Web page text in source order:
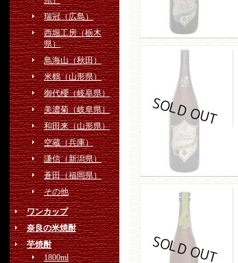
瑞冠（広島）
西堀工房（栃木
県）
鳥海山（秋田）
米鶴（山形県）
御代櫻（岐阜県）
美濃菊（岐阜県）
和田来（山形県）
空蔵（兵庫）
謙信（新潟県）
蒼田（福岡県）
その他
ワンカップ
奈良の米焼酎
芋焼酎
1800ml